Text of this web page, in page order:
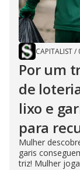
CAPITALIST/
Por um
de
lixo e
para
Mulher
garis
triz! Mulher